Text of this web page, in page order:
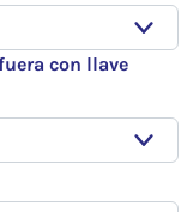
fuera con llave